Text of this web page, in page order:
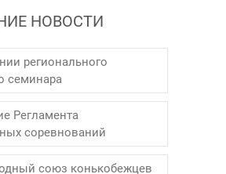
НОВОСТИ
регионального
семинара
Регламента
соревнований
союз конькобежцев